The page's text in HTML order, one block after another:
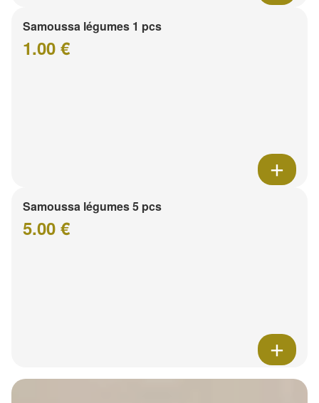
Samoussa légumes 1 pcs
1.00 €
Samoussa légumes 5 pcs
5.00 €